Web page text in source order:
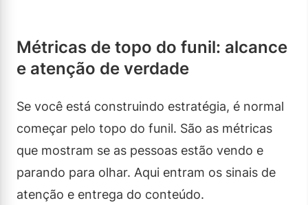
Métricas de topo do funil: alcance
e atenção de verdade
Se você está construindo estratégia, é normal
começar pelo topo do funil. São as métricas
que mostram se as pessoas estão vendo e
parando para olhar. Aqui entram os sinais de
atenção e entrega do conteúdo.